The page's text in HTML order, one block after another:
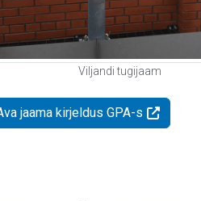
Viljandi tugijaam
jaama kirjeldus GPA-s